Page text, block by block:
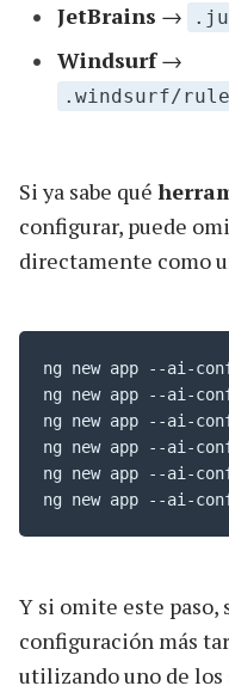
JetBrains →
Windsurf→
.windsurf/
Si ya sabe qué
configurar, puede
directamente como
ng new app --ai-
ng new app --ai-
ng new app --ai-
ng new app --ai-
ng new app --ai-
ng new app --ai-
Y si omite este paso,
configuración más
utilizando uno de